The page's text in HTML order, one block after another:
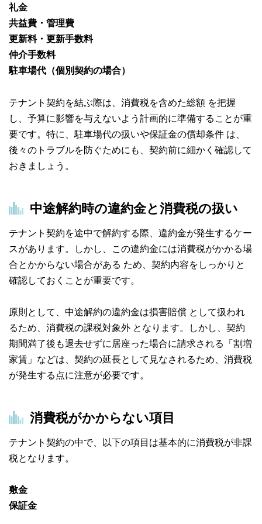
礼金
共益費・管理費
更新料・更新手数料
仲介手数料
駐車場代（個別契約の場合）
テナント契約を結ぶ際は、消費税を含めた総額 を把握
し、予算に影響を与えないよう計画的に準備することが重
要です。特に、駐車場代の扱いや保証金の償却条件 は、
後々のトラブルを防ぐためにも、契約前に細かく確認して
おきましょう。
中途解約時の違約金と消費税の扱い
テナント契約を途中で解約する際、違約金が発生するケー
スがあります。しかし、この違約金には消費税がかかる場
合とかからない場合がある ため、契約内容をしっかりと
確認しておくことが重要です。
原則として、中途解約の違約金は損害賠償 として扱われ
るため、消費税の課税対象外 となります。しかし、契約
期間満了後も退去せずに居座った場合に請求される「割増
家賃」などは、契約の延長として見なされるため、消費税
が発生する点に注意が必要です。
消費税がかからない項目
テナント契約の中で、以下の項目は基本的に消費税が非課
税となります。
敷金
保証金